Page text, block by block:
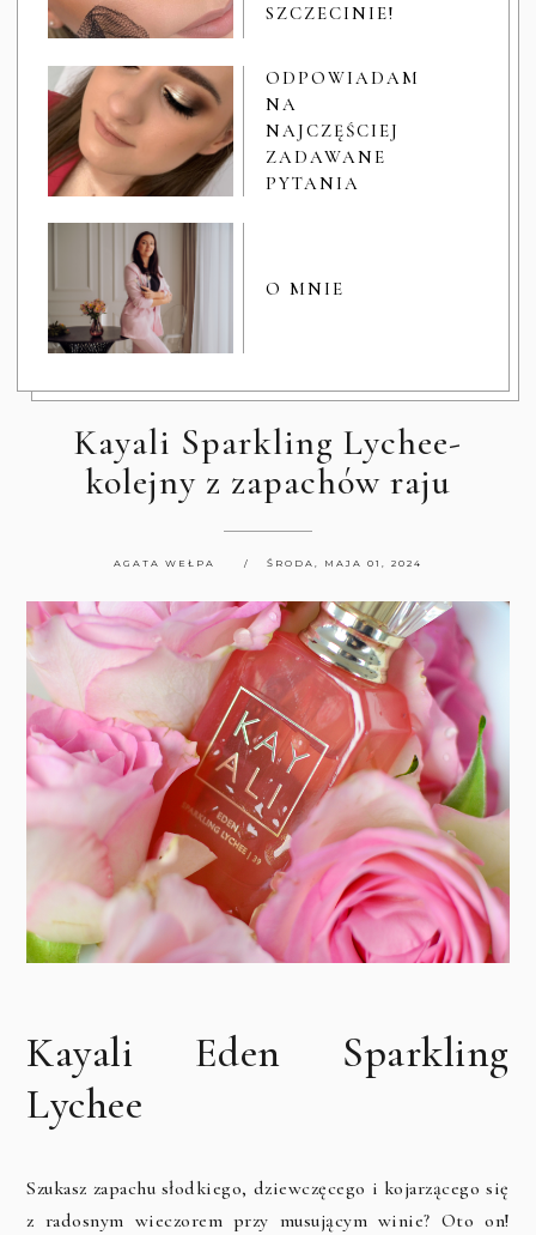
SZCZECINIE!
ODPOWIADAM
NA
NAJCZĘŚCIEJ
ZADAWANE
PYTANIA
O MNIE
Kayali Sparkling Lychee-
kolejny z zapachów raju
AGATA WEŁPA ŚRODA, MAJA 01, 2024
Kayali Eden Sparkling
Lychee
Szukasz zapachu słodkiego, dziewczęcego i kojarzącego się
z radosnym wieczorem przy musującym winie? Oto on!